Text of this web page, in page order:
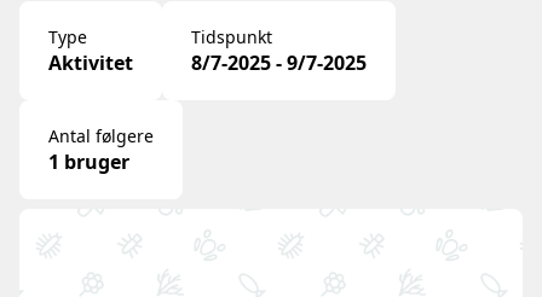
Type
Aktivitet
Tidspunkt
8/7-2025 - 9/7-2025
Antal følgere
1 bruger